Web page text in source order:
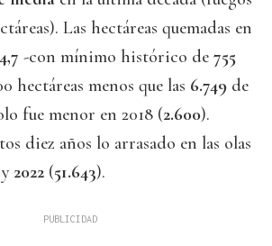
Las hectáreas quemadas en
-con mínimo histórico de 755
hectáreas menos que las 6.749 de
fue menor en 2018 (2.600).
diez años lo arrasado en las olas
2022 (51.643).